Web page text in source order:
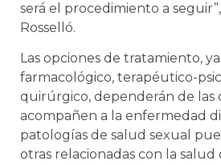
será el procedimiento a
Rosselló.
Las opciones de tratamiento, ya
farmacológico, terapéutico-
quirúrgico, dependerán de las
acompañen a la enfermedad
patologías de salud sexual
otras relacionadas con la